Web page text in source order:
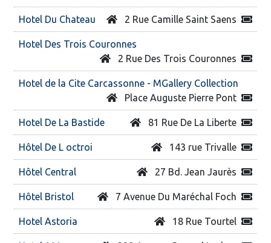
Hotel Du Chateau 2 Rue Camille Saint Saens
Hotel Des Trois Couronnes
2 Rue Des Trois Couronnes
Hotel de la Cite Carcassonne - MGallery Collection
Place Auguste Pierre Pont
Hotel De La Bastide 81 Rue De La Liberte
Hôtel De L octroi 143 rue Trivalle
Hôtel Central 27 Bd. Jean Jaurès
Hôtel Bristol 7 Avenue Du Maréchal Foch
Hotel Astoria 18 Rue Tourtel